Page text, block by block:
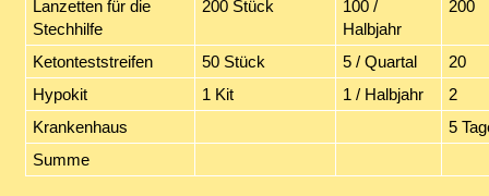
Lanzetten für die
Stechhilfe
200 Stück
100 /
Halbjahr
200
Ketonteststreifen 50 Stück 5 / Quartal
20
Hypokit
1 Kit 1 / Halbjahr
2
Krankenhaus
5
Summe